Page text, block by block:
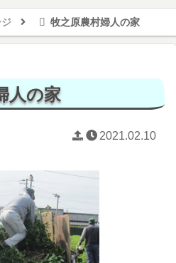
ジ 牧之原農村婦人の家
人の家
2021.02.10